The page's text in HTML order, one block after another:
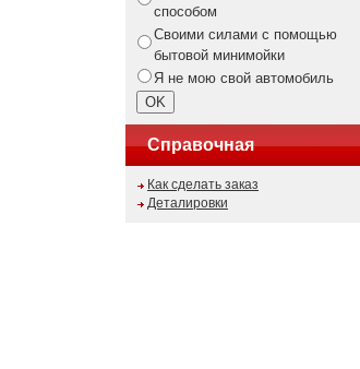
способом
Своими силами с помощью
бытовой минимойки
Я не мою свой автомобиль
Справочная
Как сделать заказ
Деталировки